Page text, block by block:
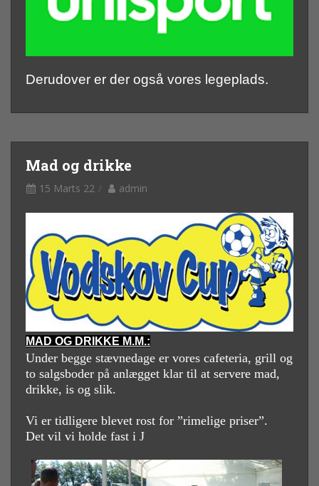
Derudover er der også vores legeplads.
Mad og drikke
15 Marts 22 admin
MAD OG DRIKKE M.M.:
Under begge stævnedage er vores cafeteria, grill og
to salgsboder på anlægget klar til at servere mad,
drikke, is og slik.
Vi er tidligere blevet rost for ”rimelige priser”.
Det vil vi holde fast i J